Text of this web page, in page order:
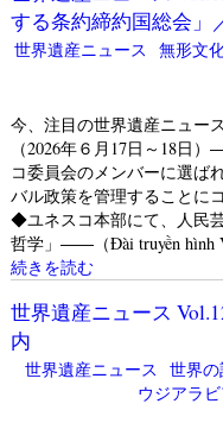
する条約締約国総会」
世界遺産ニュース 無形文
今、注目の世界遺産ニュー
（2026年６月17日～18日
コ委員会のメンバーに選ば
バル政策を管理することに
◆ユネスコ本部にて、人民
哲学」――（Đài truyền
続きを読む
世界遺産ニュース
内
世界遺産ニュース 世界
ウジアラ